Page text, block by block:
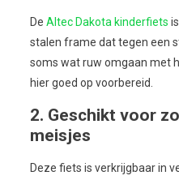
De Altec Dakota kinderfiets
stalen frame dat tegen een
soms wat ruw omgaan met
hier goed op voorbereid.
2. Geschikt voor
meisjes
Deze fiets is verkrijgbaar in